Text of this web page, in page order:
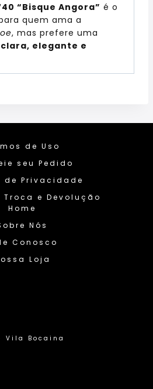
“Bisque Angora” é o
quem ama a
, mas prefere uma
clara, elegante e
de Uso
seu Pedido
de Privacidade
e Devolução
Home
Nós
Conosco
Loja
Vila Bocaina